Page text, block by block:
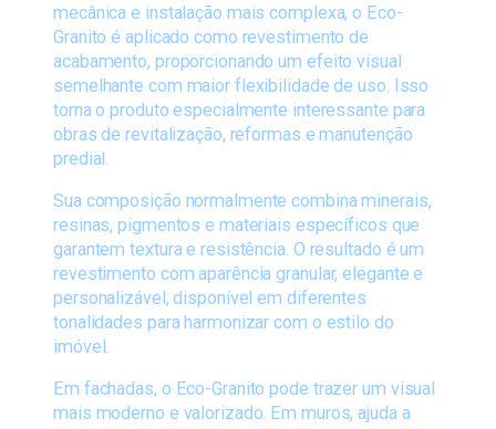
mecânica e instalação mais complexa, o Eco-
Granito é aplicado como revestimento de
acabamento, proporcionando um efeito visual
semelhante com maior flexibilidade de uso. Isso
torna o produto especialmente interessante para
obras de revitalização, reformas e manutenção
predial.
Sua composição normalmente combina minerais,
resinas, pigmentos e materiais específicos que
garantem textura e resistência. O resultado é um
revestimento com aparência granular, elegante e
personalizável, disponível em diferentes
tonalidades para harmonizar com o estilo do
imóvel.
Em fachadas, o Eco-Granito pode trazer um visual
mais moderno e valorizado. Em muros, ajuda a